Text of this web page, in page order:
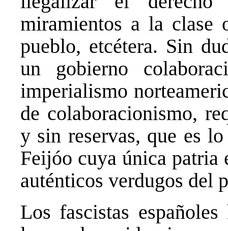
miramientos a la clase
pueblo, etcétera. Sin
un gobierno
imperialismo
de colaboracionismo,
y sin reservas, que es
Feijóo cuya única patria
auténticos verdugos del
Los fascistas